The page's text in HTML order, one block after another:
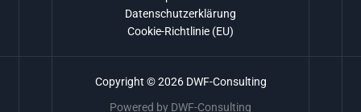
Datenschutzerklärung
Cookie-Richtlinie (EU)
Copyright © 2026 DWF-Consulting
Powered by DWF-Consulting